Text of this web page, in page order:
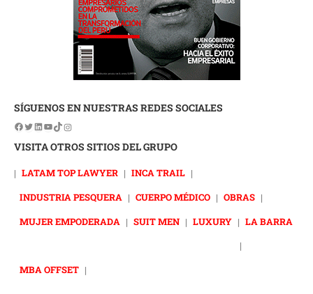
SÍGUENOS EN NUESTRAS REDES SOCIALES
VISITA OTROS SITIOS DEL GRUPO
| LATAM TOP LAWYER | INCA TRAIL |
INDUSTRIA PESQUERA | CUERPO MÉDICO | OBRAS |
MUJER EMPODERADA | SUIT MEN | LUXURY | LA BARRA
|
MBA OFFSET |